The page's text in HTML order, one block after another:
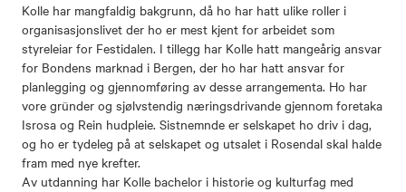
Kolle har mangfaldig bakgrunn, då ho har hatt ulike roller i
organisasjonslivet der ho er mest kjent for arbeidet som
styreleiar for Festidalen. I tillegg har Kolle hatt mangeårig ansvar
for Bondens marknad i Bergen, der ho har hatt ansvar for
planlegging og gjennomføring av desse arrangementa. Ho har
vore gründer og sjølvstendig næringsdrivande gjennom foretaka
Isrosa og Rein hudpleie. Sistnemnde er selskapet ho driv i dag,
og ho er tydeleg på at selskapet og utsalet i Rosendal skal halde
fram med nye krefter.
Av utdanning har Kolle bachelor i historie og kulturfag med